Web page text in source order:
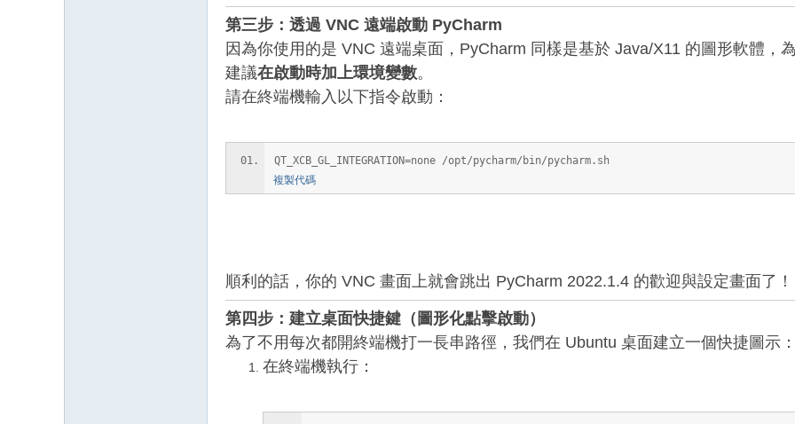
第三步：透過 VNC 遠端啟動 PyCharm
因為你使用的是 VNC 遠端桌面，PyCharm 同樣是基於 Java/X11 的圖形軟體，
建議在啟動時加上環境變數。
請在終端機輸入以下指令啟動：
QT_XCB_GL_INTEGRATION=none /opt/pycharm/bin/pycharm.sh
複製代碼
順利的話，你的 VNC 畫面上就會跳出 PyCharm 2022.1.4 的歡迎與設定畫面了！
第四步：建立桌面快捷鍵（圖形化點擊啟動）
為了不用每次都開終端機打一長串路徑，我們在 Ubuntu 桌面建立一個快捷圖示
在終端機執行：